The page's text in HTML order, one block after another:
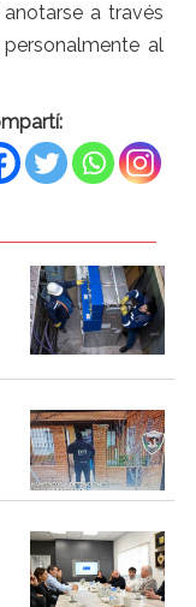
a través
al